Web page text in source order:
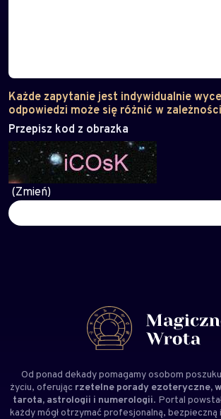
Każde zapytanie jest indywidualnie
odpowiedzi może się różnić w
Przepisz kod z obrazka
(Zmień)
Od ponad dekady pomagamy osobom
życiu, oferując rzetelne porady ezoteryczne,
tarota, astrologii i numerologii. Portal
każdy mógł otrzymać profesjonalną, bezpieczną